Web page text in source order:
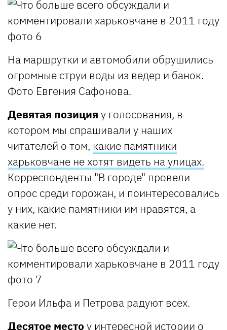
На маршрутки и автомобили обрушились
огромные струи воды из ведер и банок.
Фото Евгения Сафонова.
Девятая позиция у голосования, в
котором мы спрашивали у наших
читателей о том, какие памятники
харьковчане не хотят видеть на улицах.
Корреспонденты "В городе" провели
опрос среди горожан, и поинтересовались
у них, какие памятники им нравятся, а
какие нет.
Герои Ильфа и Петрова радуют всех.
Десятое место у интересной истории о